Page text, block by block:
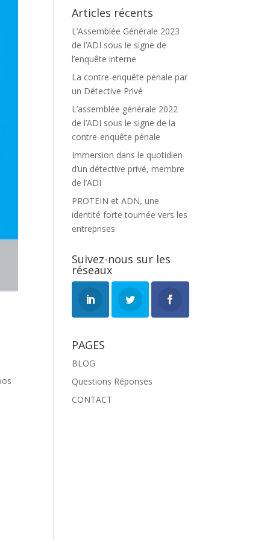
Articles récents
L’Assemblée Générale 2023
de l’ADI sous le signe de
l’enquête interne
La contre-enquête pénale par
un Détective Privé
L’assemblée générale 2022
de l’ADI sous le signe de la
contre-enquête pénale
Immersion dans le quotidien
d’un détective privé, membre
de l’ADI
PROTEIN et ADN, une
identité forte tournée vers les
entreprises
Suivez-nous sur les
réseaux
PAGES
BLOG
Questions Réponses
CONTACT